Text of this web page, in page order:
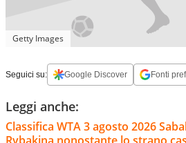
Getty Images
Seguici su: Google Discover Fonti
Leggi anche:
Classifica WTA 3 agosto 2026